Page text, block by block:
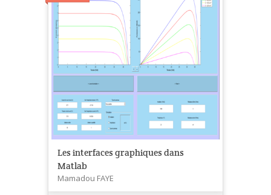
Les interfaces graphiques dans
Matlab
Mamadou FAYE